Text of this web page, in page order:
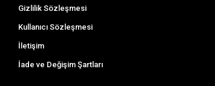
Gizlilik Sözleşmesi
Kullanıcı Sözleşmesi
İletişim
İade ve Değişim Şartları